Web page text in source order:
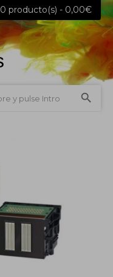
0 producto(s) - 0,00€